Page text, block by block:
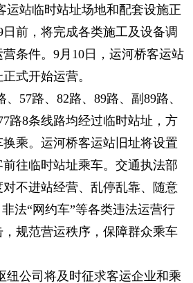
运站临时站址场地和配套设施正
前，将完成各类施工及设备调
条件。9月10日，运河桥客运站
式开始运营。
57路、82路、89路、副89路、
路8条线路均经过临时站址，方
乘。运河桥客运站旧址将设置
往临时站址乘车。交通执法部
不进站经营、乱停乱靠、随意
法“网约车”等各类违法运营行
规范营运秩序，保障群众乘车
纽公司将及时征求客运企业和乘